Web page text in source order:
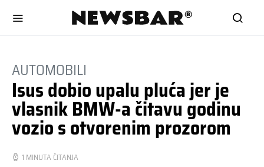
AUTOMOBILI
Isus dobio upalu pluća jer je
vlasnik BMW-a čitavu godinu
vozio s otvorenim prozorom
1 MINUTA ČITANJA